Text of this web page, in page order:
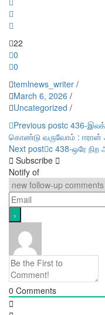
22
0
0
temlnews_writer /
March 6, 2026 /
Uncategorized /
Post
navigation
Previous postc 436-
கொண்டு வருவோம் : ஈரான்
Next post c 438-ஒரே
Subscribe
Notify of
0 Comments